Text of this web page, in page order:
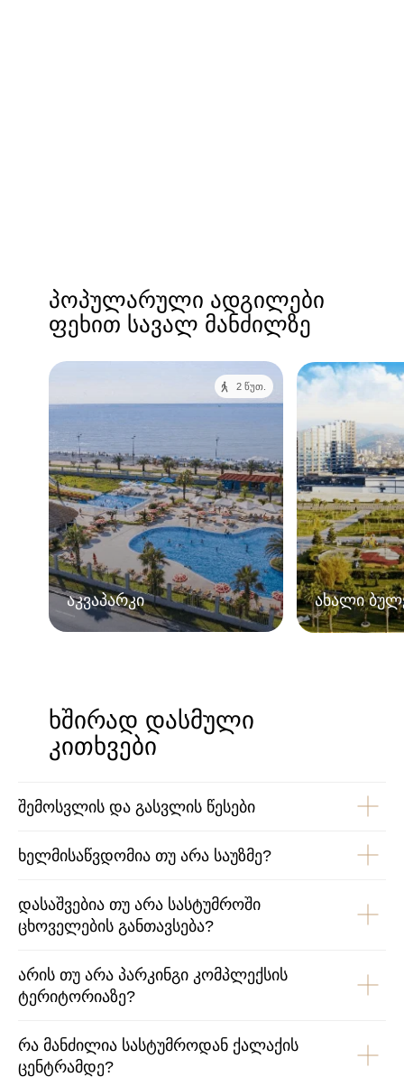
პოპულარული ადგილები
ფეხით სავალ მანძილზე
აკვაპარკი ახალი
2 წუთ.
ხშირად დასმული
კითხვები
შემოსვლის და გასვლის წესები
ხელმისაწვდომია თუ არა საუზმე?
დასაშვებია თუ არა სასტუმროში
ცხოველების განთავსება?
არის თუ არა პარკინგი კომპლექსის
ტერიტორიაზე?
რა მანძილია სასტუმროდან ქალაქის
ცენტრამდე?